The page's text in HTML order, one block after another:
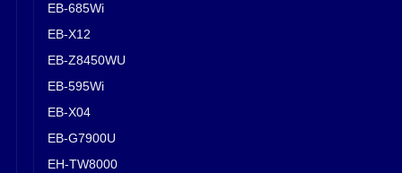
EB-685Wi
EB-X12
EB-Z8450WU
EB-595Wi
EB-X04
EB-G7900U
EH-TW8000